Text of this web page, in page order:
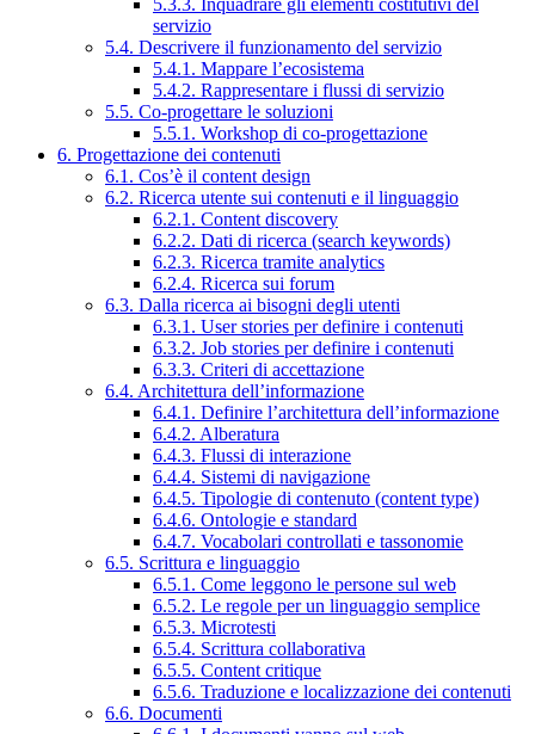
5.3.3. Inquadrare gli elementi costitutivi del
servizio
5.4. Descrivere il funzionamento del servizio
5.4.1. Mappare l’ecosistema
5.4.2. Rappresentare i flussi di servizio
5.5. Co-progettare le soluzioni
5.5.1. Workshop di co-progettazione
6. Progettazione dei contenuti
6.1. Cos’è il content design
6.2. Ricerca utente sui contenuti e il linguaggio
6.2.1. Content discovery
6.2.2. Dati di ricerca (search keywords)
6.2.3. Ricerca tramite analytics
6.2.4. Ricerca sui forum
6.3. Dalla ricerca ai bisogni degli utenti
6.3.1. User stories per definire i contenuti
6.3.2. Job stories per definire i contenuti
6.3.3. Criteri di accettazione
6.4. Architettura dell’informazione
6.4.1. Definire l’architettura dell’informazione
6.4.2. Alberatura
6.4.3. Flussi di interazione
6.4.4. Sistemi di navigazione
6.4.5. Tipologie di contenuto (content type)
6.4.6. Ontologie e standard
6.4.7. Vocabolari controllati e tassonomie
6.5. Scrittura e linguaggio
6.5.1. Come leggono le persone sul web
6.5.2. Le regole per un linguaggio semplice
6.5.3. Microtesti
6.5.4. Scrittura collaborativa
6.5.5. Content critique
6.5.6. Traduzione e localizzazione dei contenuti
6.6. Documenti